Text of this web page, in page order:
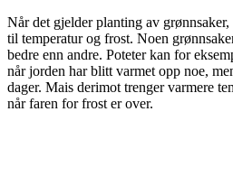
Når det gjelder planting av
til temperatur og frost. Noen
bedre enn andre. Poteter kan for
når jorden har blitt varmet opp noe,
dager. Mais derimot trenger varmere
når faren for frost er over.